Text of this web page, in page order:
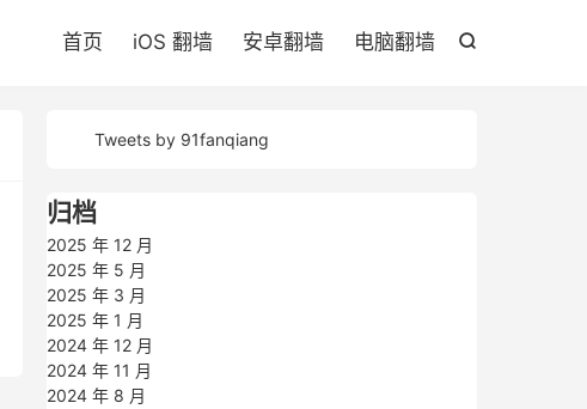

首页 iOS 翻墙 安卓翻墙 电脑翻墙
Tweets by 91fanqiang
归档
2025 年 12 月
2025 年 5 月
2025 年 3 月
2025 年 1 月
2024 年 12 月
2024 年 11 月
2024 年 8 月